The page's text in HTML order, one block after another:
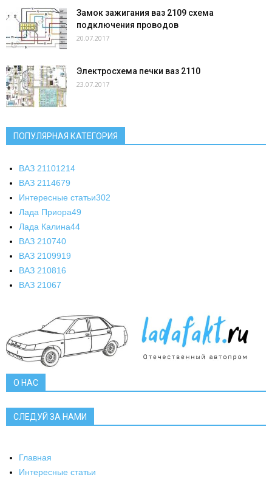
Замок зажигания ваз 2109 схема
подключения проводов
20.07.2017
Электросхема печки ваз 2110
23.07.2017
ПОПУЛЯРНАЯ КАТЕГОРИЯ
ВАЗ 21101214
ВАЗ 2114679
Интересные статьи302
Лада Приора49
Лада Калина44
ВАЗ 210740
ВАЗ 2109919
ВАЗ 210816
ВАЗ 21067
О НАС
СЛЕДУЙ ЗА НАМИ
Главная
Интересные статьи